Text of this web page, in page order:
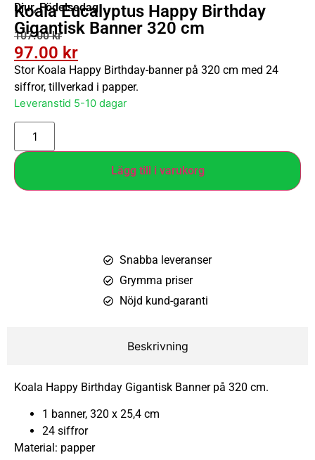
Djur,Födelsedag
Koala Eucalyptus Happy Birthday
Gigantisk Banner 320 cm
107.00kr
97.00 kr
Stor Koala Happy Birthday-banner på 320 cm med 24
siffror, tillverkad i papper.
Leveranstid 5-10 dagar
Lägg till i varukorg
Snabba leveranser
Grymma priser
Nöjd kund-garanti
Beskrivning
Koala Happy Birthday Gigantisk Banner på 320 cm.
1 banner, 320 x 25,4 cm
24 siffror
Material: papper